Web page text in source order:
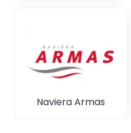
Naviera Armas